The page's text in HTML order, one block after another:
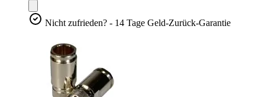
Nicht zufrieden? - 14 Tage Geld-Zurück-Garantie